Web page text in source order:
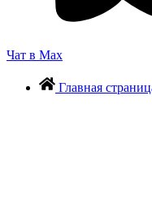
Чат в Max
Главная